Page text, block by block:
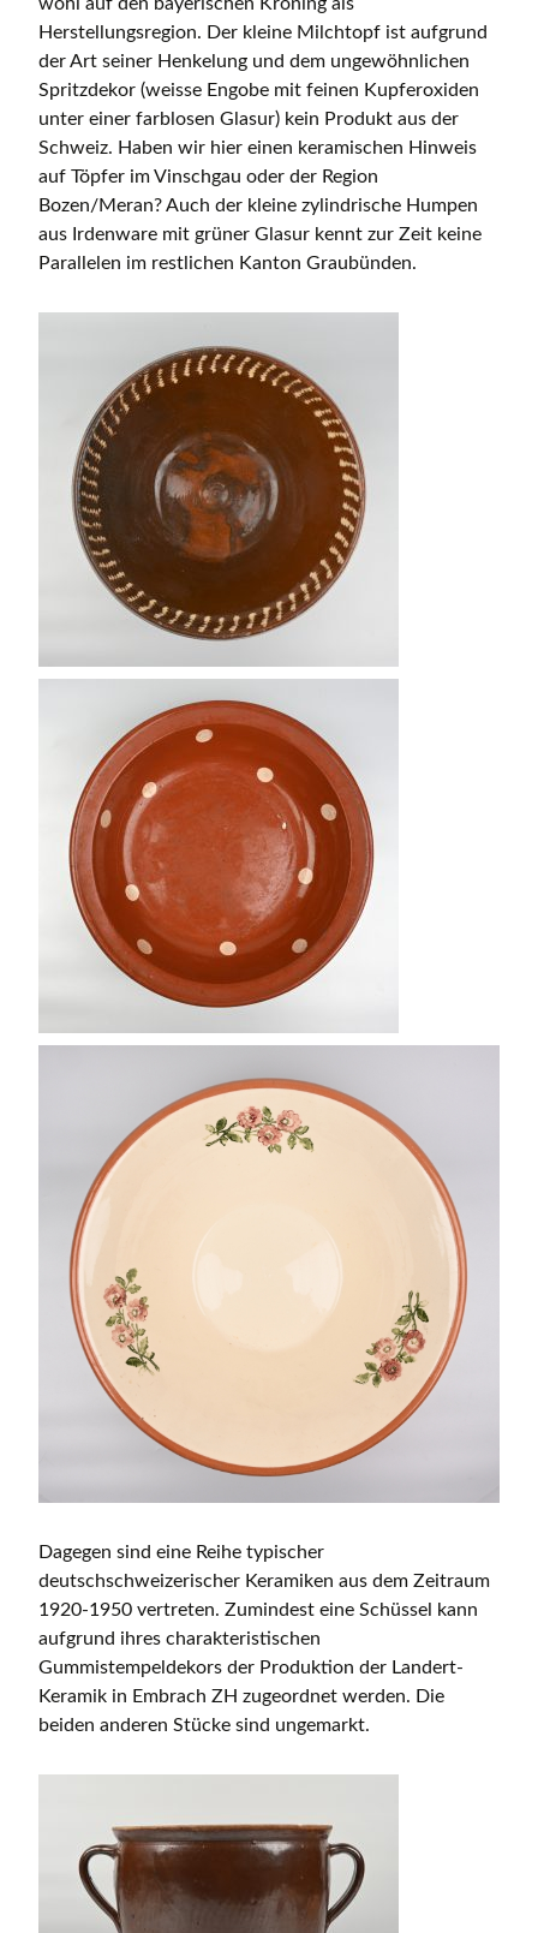
Herstellungsregion. Der kleine Milchtopf ist aufgrund
der Art seiner Henkelung und dem ungewöhnlichen
Spritzdekor (weisse Engobe mit feinen Kupferoxiden
unter einer farblosen Glasur) kein Produkt aus der
Schweiz. Haben wir hier einen keramischen Hinweis
auf Töpfer im Vinschgau oder der Region
Bozen/Meran? Auch der kleine zylindrische Humpen
aus Irdenware mit grüner Glasur kennt zur Zeit keine
Parallelen im restlichen Kanton Graubünden.
Dagegen sind eine Reihe typischer
deutschschweizerischer Keramiken aus dem Zeitraum
1920-1950 vertreten. Zumindest eine Schüssel kann
aufgrund ihres charakteristischen
Gummistempeldekors der Produktion der Landert-
Keramik in Embrach ZH zugeordnet werden. Die
beiden anderen Stücke sind ungemarkt.